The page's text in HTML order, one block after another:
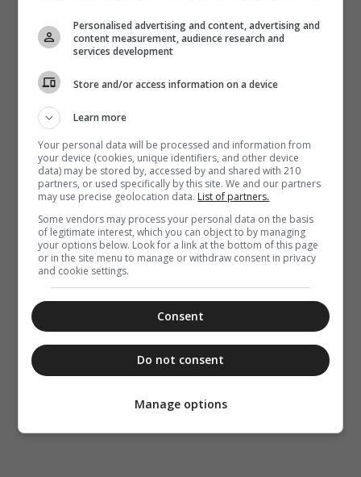
Personalised advertising and content, advertising and
content measurement, audience research and
services development
Store and/or access information on a device
Learn more
Your personal data will be processed and information from
your device (cookies, unique identifiers, and other device
data) may be stored by, accessed by and shared with 210
partners, or used specifically by this site. We and our partners
may use precise geolocation data. List of partners.
Some vendors may process your personal data on the basis
of legitimate interest, which you can object to by managing
your options below. Look for a link at the bottom of this page
or in the site menu to manage or withdraw consent in privacy
and cookie settings.
Consent
Do not consent
Manage options